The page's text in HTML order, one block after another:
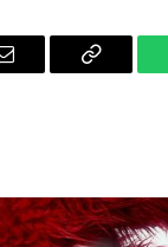
Email
Copy